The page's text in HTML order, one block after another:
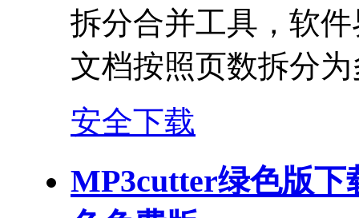
拆分合并工具，软
文档按照页数拆分
安全下载
MP3cutter绿色版下